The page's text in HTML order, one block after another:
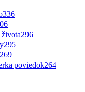
336
296
295
269
poviedok264